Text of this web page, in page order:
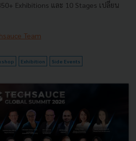
Exhibitions และ 10 Stages เปลี่ยน
Team
Exhibition Side Events